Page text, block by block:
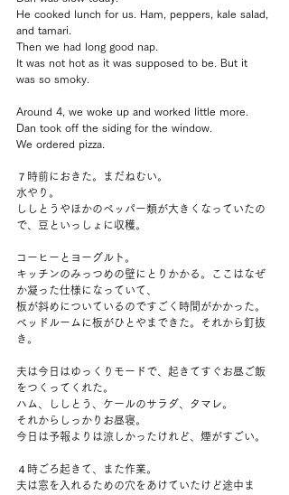
He cooked lunch for us. Ham, peppers, kale salad,
and tamari.
Then we had long good nap.
It was not hot as it was supposed to be. But it
was so smoky.
Around 4, we woke up and worked little more.
Dan took off the siding for the window.
We ordered pizza.
７時前におきた。まだねむい。
水やり。
ししとうやほかのペッパー類が大きくなっていたの
で、豆といっしょに収穫。
コーヒーとヨーグルト。
キッチンのみっつめの壁にとりかかる。ここはなぜ
か凝った仕様になっていて、
板が斜めについているのですごく時間がかかった。
ベッドルームに板がひとやまできた。それから釘抜
き。
夫は今日はゆっくりモードで、起きてすぐお昼ご飯
をつくってくれた。
ハム、ししとう、ケールのサラダ、タマレ。
それからしっかりお昼寝。
今日は予報よりは涼しかったけれど、煙がすごい。
４時ごろ起きて、また作業。
夫は窓を入れるための穴をあけていたけど途中ま